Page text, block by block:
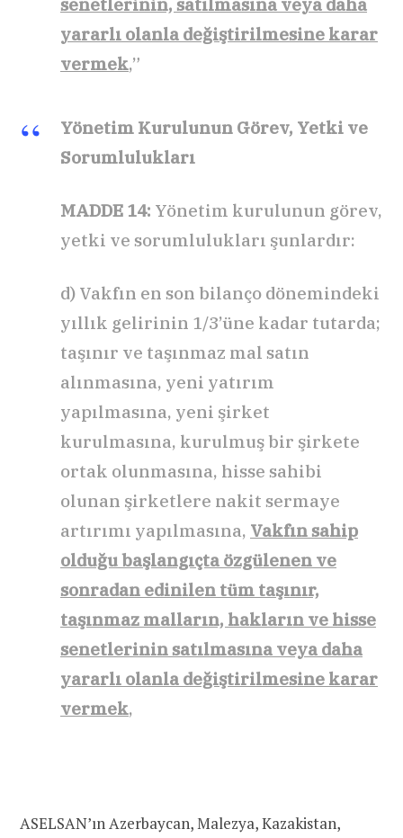
senetlerinin, satılmasına veya daha
yararlı olanla değiştirilmesine karar
vermek,”
Yönetim Kurulunun Görev, Yetki ve
Sorumlulukları
MADDE 14: Yönetim kurulunun görev,
yetki ve sorumlulukları şunlardır:
d) Vakfın en son bilanço dönemindeki
yıllık gelirinin 1/3’üne kadar tutarda;
taşınır ve taşınmaz mal satın
alınmasına, yeni yatırım
yapılmasına, yeni şirket
kurulmasına, kurulmuş bir şirkete
ortak olunmasına, hisse sahibi
olunan şirketlere nakit sermaye
artırımı yapılmasına, Vakfın sahip
olduğu başlangıçta özgülenen ve
sonradan edinilen tüm taşınır,
taşınmaz malların, hakların ve hisse
senetlerinin satılmasına veya daha
yararlı olanla değiştirilmesine karar
vermek,
ASELSAN’ın Azerbaycan, Malezya, Kazakistan,